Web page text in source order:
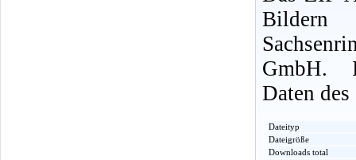
Bildern
GmbH.
Daten
Dateityp
Dateigröße
Downloads total